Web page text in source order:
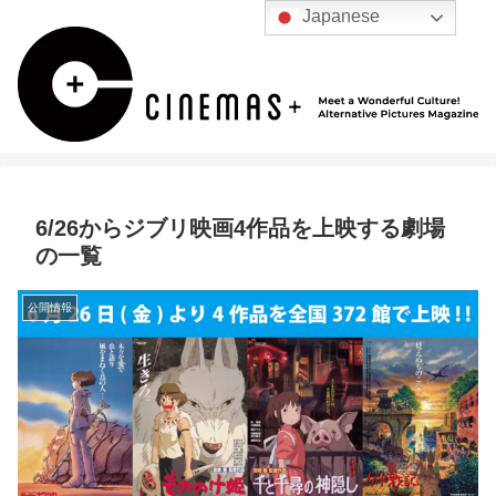
6/26からジブリ映画4作品を上映する劇場
の一覧
公開情報
Japanese